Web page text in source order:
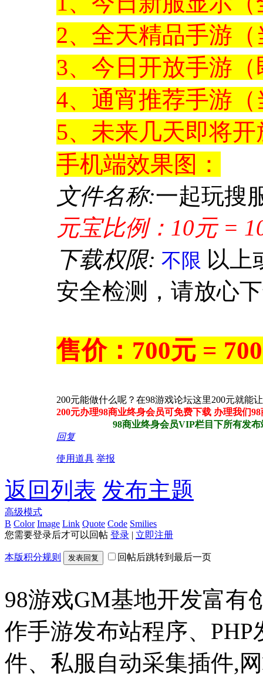
2、全天精品手游
3、今日开放手游
4、通宵推荐手游
5、未来几天即将
手机端效果图：
文件名称:一起玩搜
元宝比例：10元 =
下载权限: 不限 以上
安全检测，请放心
售价：700元 =
200元能做什么呢？在98游戏论坛这里200元就
200元办理98商业终身会员可免费下载 办理我们
98商业终身会员VIP栏目下所有发布站程
回复
使用道具 举报
返回列表 发布主题
高级模式
B Color Image Link Quote Code Smilies
您需要登录后才可以回帖 登录 | 立即注册
本版积分规则 发表回复 回帖后跳转到最后一页
98游戏GM基地开发富有
作手游发布站程序、
件、私服自动采集插件,